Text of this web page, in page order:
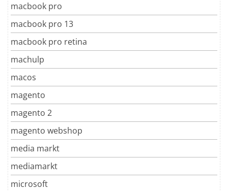
macbook pro
macbook pro 13
macbook pro retina
machulp
macos
magento
magento 2
magento webshop
media markt
mediamarkt
microsoft